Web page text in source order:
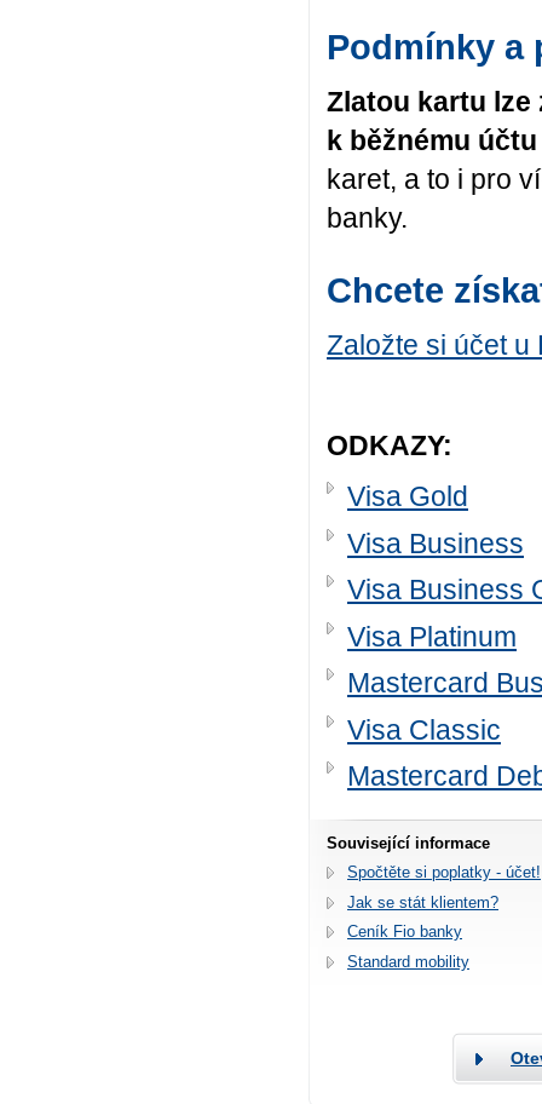
Podmínky a
Zlatou kartu
k běžnému
karet, a to i pro
banky.
Chcete
Založte si účet u
ODKAZY:
Visa Gold
Visa Business
Visa Business
Visa Platinum
Mastercard
Visa Classic
Mastercard
Související informace
Spočtěte si poplatky - účet!
Jak se stát klientem?
Ceník Fio banky
Standard mobility